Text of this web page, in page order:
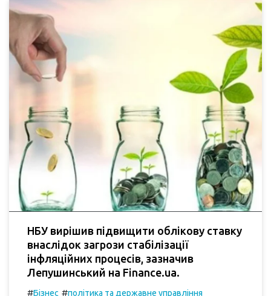
НБУ вирішив підвищити облікову ставку
внаслідок загрози стабілізації
інфляційних процесів, зазначив
Лепушинський на Finance.ua.
#Бізнес #політика та державне управління